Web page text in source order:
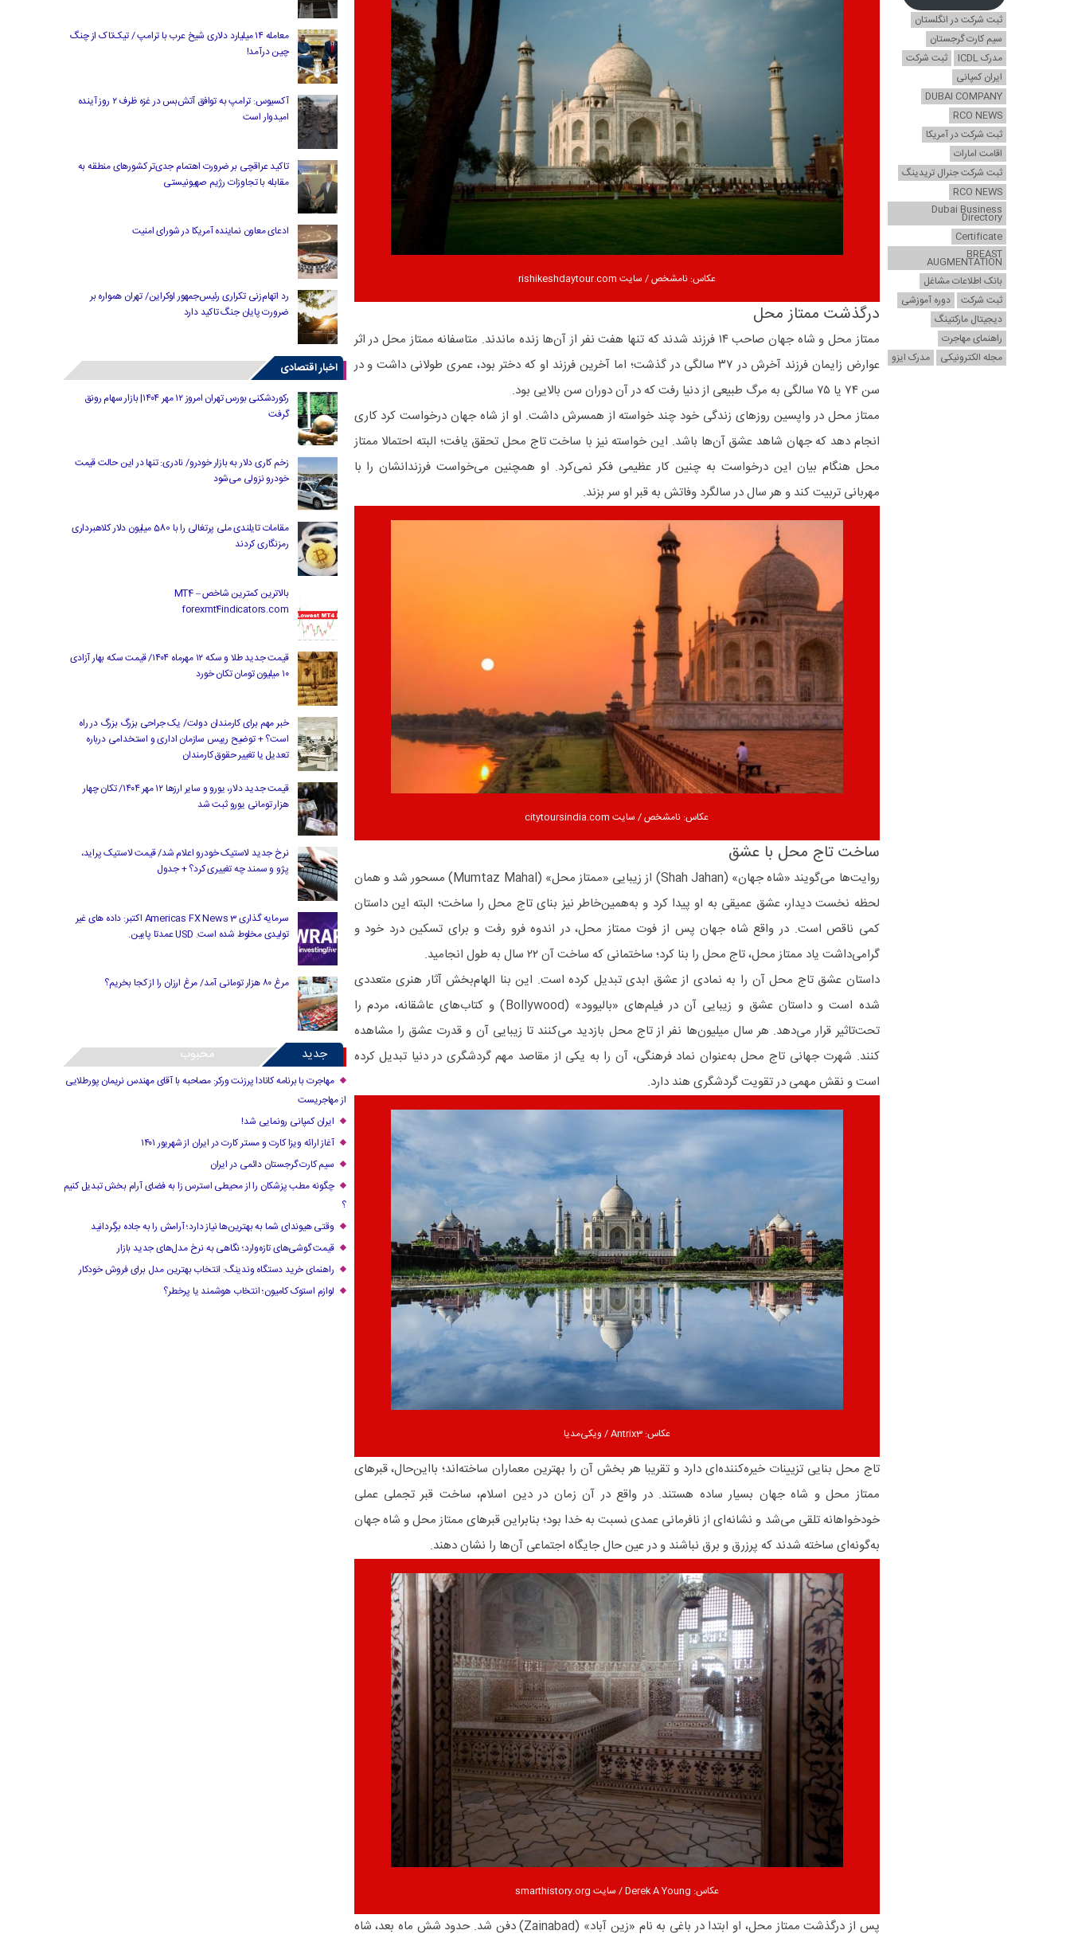
عکاس: نامشخص / سایت rishikeshdaytour.com
درگذشت ممتاز محل
ممتاز محل و شاه جهان صاحب ۱۴ فرزند شدند که تنها هفت نفر از آن‌ها زنده ماندند. متاسفانه ممتاز محل در اثر
عوارض زایمان فرزند آخرش در ۳۷ سالگی در گذشت؛ اما آخرین فرزند او که دختر بود، عمری طولانی داشت و در
سن ۷۴ یا ۷۵ سالگی به مرگ طبیعی از دنیا رفت که در آن دوران سن بالایی بود.
ممتاز محل در واپسین روزهای زندگی خود چند خواسته از همسرش داشت. او از شاه جهان درخواست کرد کاری
انجام دهد که جهان شاهد عشق آن‌ها باشد. این خواسته نیز با ساخت تاج محل تحقق یافت؛ البته احتمالا ممتاز
محل هنگام بیان این درخواست به چنین کار عظیمی فکر نمی‌کرد. او همچنین می‌خواست فرزندانشان را با
مهربانی تربیت کند و هر سال در سالگرد وفاتش به قبر او سر بزند.
عکاس: نامشخص / سایت citytoursindia.com
ساخت تاج‌ محل با عشق
روایت‌ها می‌گویند «شاه جهان» (Shah Jahan) از زیبایی «ممتاز محل» (Mumtaz Mahal) مسحور شد و همان
لحظه‌ نخست دیدار، عشق عمیقی به او پیدا کرد و به‌همین‌خاطر نیز بنای تاج محل را ساخت؛ البته این داستان
کمی ناقص است. در واقع شاه جهان پس از فوت ممتاز محل، در اندوه فرو رفت و برای تسکین درد خود و
گرامی‌داشت یاد ممتاز محل، تاج محل را بنا کرد؛ ساختمانی که ساخت آن ۲۲ سال به طول انجامید.
داستان عشق تاج‌ محل آن را به نمادی از عشق ابدی تبدیل کرده است. این بنا الهام‌بخش آثار هنری متعددی
شده است و داستان عشق و زیبایی آن در فیلم‌های «بالیوود» (Bollywood) و کتاب‌های عاشقانه، مردم را
تحت‌تاثیر قرار می‌دهد. هر سال میلیون‌ها نفر از تاج‌ محل بازدید می‌کنند تا زیبایی آن و قدرت عشق را مشاهده
کنند. شهرت جهانی تاج‌ محل به‌عنوان نماد فرهنگی، آن را به یکی از مقاصد مهم گردشگری در دنیا تبدیل کرده
است و نقش مهمی در تقویت گردشگری هند دارد.
عکاس: Antrix3 / ویکی‌مدیا
تاج‌ محل بنایی تزیینات خیره‌کننده‌ای دارد و تقریبا هر بخش آن را بهترین معماران ساخته‌اند؛ بااین‌حال، قبرهای
ممتاز محل و شاه جهان بسیار ساده هستند. در واقع در آن زمان در دین اسلام، ساخت قبر تجملی عملی
خودخواهانه تلقی می‌شد و نشانه‌ای از نافرمانی عمدی نسبت به خدا بود؛ بنابراین قبرهای ممتاز محل و شاه جهان
به‌گونه‌ای ساخته شدند که پرزرق و برق نباشند و در عین حال جایگاه اجتماعی‌ آن‌ها را نشان دهند.
عکاس: Derek A Young / سایت smarthistory.org
پس از درگذشت ممتاز محل، او ابتدا در باغی به نام «زین آباد» (Zainabad) دفن شد. حدود شش ماه بعد، شاه
ثبت شرکت در انگلستان
سیم کارت گرجستان
مدرک ICDL
ثبت شرکت
ایران کمپانی
DUBAI COMPANY
RCO NEWS
ثبت شرکت در آمریکا
اقامت امارات
ثبت شرکت جنرال تریدینگ
RCO NEWS
Dubai Business
Directory
Certificate
BREAST
AUGMENTATION
بانک اطلاعات مشاغل
ثبت شرکت
دوره آموزشی
دیجیتال مارکتینگ
راهنمای مهاجرت
مجله الکترونیکی
مدرک ایزو
معامله ۱۴ میلیارد دلاری شیخ عرب با ترامپ / تیک‌تاک از چنگ
چین درآمد!
آکسیوس: ترامپ به توافق آتش‌بس در غزه ظرف ۲ روز آینده
امیدوار است
تاکید عراقچی بر ضرورت اهتمام جدی‌تر کشورهای منطقه به
مقابله با تجاوزات رژیم صهیونیستی
ادعای معاون نماینده آمریکا در شورای امنیت
رد اتهام‌زنی تکراری رئیس‌جمهور اوکراین/ تهران همواره بر
ضرورت پایان جنگ تاکید دارد
اخبار اقتصادی
رکوردشکنی بورس تهران امروز ۱۲ مهر ۱۴۰۴| بازار سهام رونق
گرفت
زخم کاری دلار به بازار خودرو/ نادری: تنها در این حالت قیمت
خودرو نزولی می‌شود
مقامات تایلندی ملی پرتغالی را با 580 میلیون دلار کلاهبرداری
رمزنگاری کردند
بالاترین کمترین شاخص MT4 –
forexmt4indicators.com
قیمت جدید طلا و سکه ۱۲ مهرماه ۱۴۰۴/ قیمت سکه بهار آزادی
۱۰ میلیون تومان تکان خورد
خبر مهم برای کارمندان دولت/ یک جراحی بزرگ بزرگ در راه
است؟ + توضیح رییس سازمان اداری و استخدامی درباره
تعدیل یا تغییر حقوق کارمندان
قیمت جدید دلار، یورو و سایر ارزها ۱۲ مهر ۱۴۰۴/ تکان چهار
هزار تومانی یورو ثبت شد
نرخ جدید لاستیک خودرو اعلام شد/ قیمت لاستیک پراید،
پژو و سمند چه تغییری کرد؟ + جدول
سرمایه گذاری Americas FX News 3 اکتبر: داده های غیر
تولیدی مخلوط شده است. USD عمدتا پایین.
مرغ ۸۰ هزار تومانی آمد/ مرغ ارزان را از کجا بخریم؟
جدید محبوب
مهاجرت با برنامه کانادا پرزنت ورکر: مصاحبه با آقای مهندس نریمان پورطلایی
از مهاجریست
ایران کمپانی رونمایی شد!
آغاز ارائه ویزا کارت و مستر کارت در ایران از شهریور ۱۴۰۱
سیم کارت گرجستان دائمی در ایران
چگونه مطب پزشکان را از محیطی استرس زا به فضای آرام بخش تبدیل کنیم
؟
وقتی هیوندای شما به بهترین‌ها نیاز دارد؛ آرامش را به جاده برگردانید
قیمت گوشی‌های تازه‌وارد؛ نگاهی به نرخ مدل‌های جدید بازار
راهنمای خرید دستگاه وندینگ: انتخاب بهترین مدل برای فروش خودکار
لوازم استوک کامیون؛ انتخاب هوشمند یا پرخطر؟